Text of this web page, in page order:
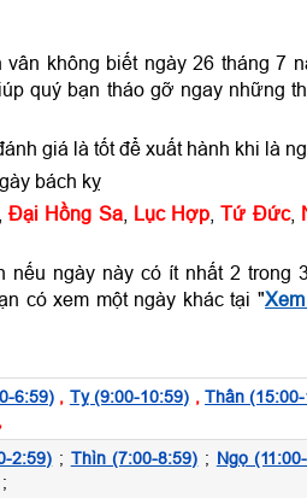
không biết ngày 26 tháng 7
quý bạn tháo gỡ ngay những
giá là tốt để xuất hành khi là
bách kỵ
Đại Hồng Sa, Lục Hợp Tứ Đức,
ngày này có ít nhất 2 trong
có xem một ngày khác tại "
6:59) , Tỵ (9:00-10:59) ,Thân
2:59) ; Thìn (7:00-8:59) ; Ngọ